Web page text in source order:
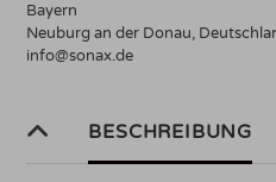
Bayern
Neuburg an der Donau,
info@sonax.de
BESCHREIBUNG